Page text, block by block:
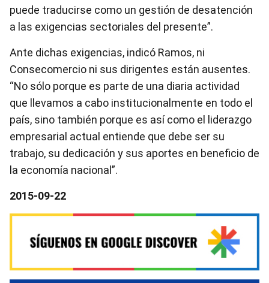
puede traducirse como un gestión de desatención
a las exigencias sectoriales del presente”.
Ante dichas exigencias, indicó Ramos, ni
Consecomercio ni sus dirigentes están ausentes.
“No sólo porque es parte de una diaria actividad
que llevamos a cabo institucionalmente en todo el
país, sino también porque es así como el liderazgo
empresarial actual entiende que debe ser su
trabajo, su dedicación y sus aportes en beneficio de
la economía nacional”.
2015-09-22